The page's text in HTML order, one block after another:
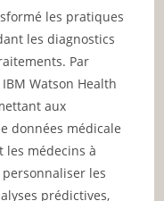
les pratiques
les diagnostics
Par
Watson Health
aux
données médicale
les médecins à
les
prédictives,